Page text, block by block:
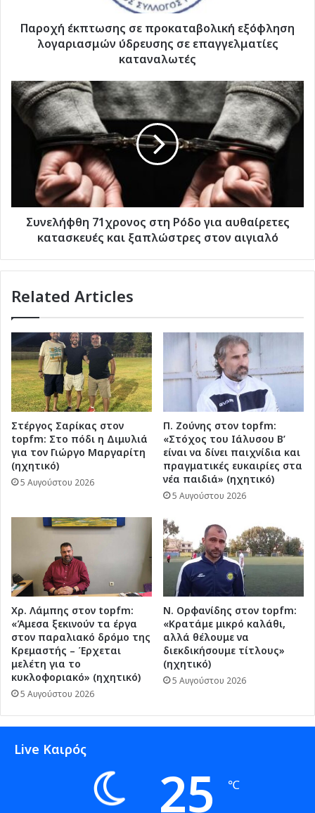
καταναλωτές
Παροχή έκπτωσης σε προκαταβολική εξόφληση
λογαριασμών ύδρευσης σε επαγγελματίες
καταναλωτές
Συνελήφθη
71χρονος
στη
Ρόδο
αυθαίρετες
κατασκευές
ξαπλώστρες
στον
αιγιαλό
Συνελήφθη 71χρονος στη Ρόδο για αυθαίρετες
κατασκευές και ξαπλώστρες στον αιγιαλό
Related Articles
Στέργος Σαρίκας στον
topfm: Στο πόδι η Διμυλιά
για τον Γιώργο Μαργαρίτη
(ηχητικό)
5 Αυγούστου 2026
Π. Ζούνης στον topfm:
«Στόχος του Ιάλυσου Β’
είναι να δίνει παιχνίδια και
πραγματικές ευκαιρίες στα
νέα παιδιά» (ηχητικό)
5 Αυγούστου 2026
Χρ. Λάμπης στον topfm:
«Άμεσα ξεκινούν τα έργα
στον παραλιακό δρόμο της
Κρεμαστής – Έρχεται
μελέτη για το
κυκλοφοριακό» (ηχητικό)
5 Αυγούστου 2026
Ν. Ορφανίδης στον topfm:
«Κρατάμε μικρό καλάθι,
αλλά θέλουμε να
διεκδικήσουμε τίτλους»
(ηχητικό)
5 Αυγούστου 2026
Live Καιρός
25 ℃